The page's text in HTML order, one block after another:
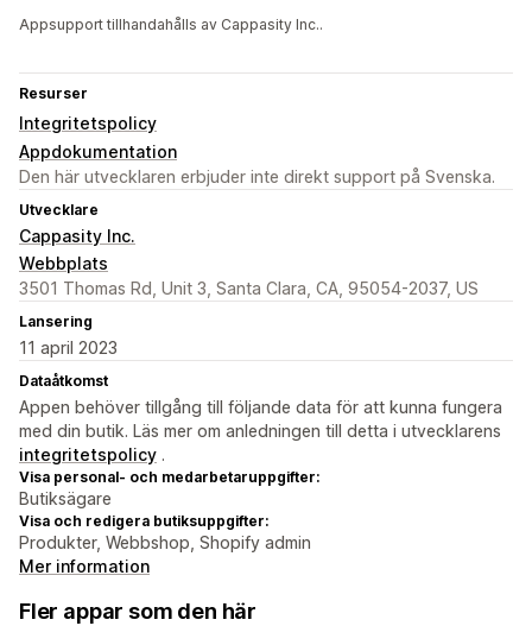
Appsupport tillhandahålls av Cappasity Inc..
Resurser
Integritetspolicy
Appdokumentation
Den här utvecklaren erbjuder inte direkt support på Svenska.
Utvecklare
Cappasity Inc.
Webbplats
3501 Thomas Rd, Unit 3, Santa Clara, CA, 95054-2037, US
Lansering
11 april 2023
Dataåtkomst
Appen behöver tillgång till följande data för att kunna fungera
med din butik. Läs mer om anledningen till detta i utvecklarens
integritetspolicy .
Visa personal- och medarbetaruppgifter:
Butiksägare
Visa och redigera butiksuppgifter:
Produkter, Webbshop, Shopify admin
Mer information
Fler appar som den här